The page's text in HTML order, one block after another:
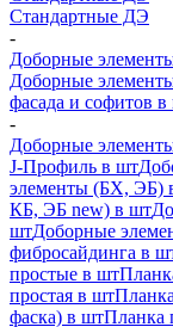
Стандартные ДЭ
-
Доборные
Доборные
фасада и софитов
-
Доборные
J-Профиль в шт
элементы (БХ, ЭБ)
КБ, ЭБ new) в шт
штДоборные
фибросайдинга в
простые в шт
простая в шт
фаска) в штПланка